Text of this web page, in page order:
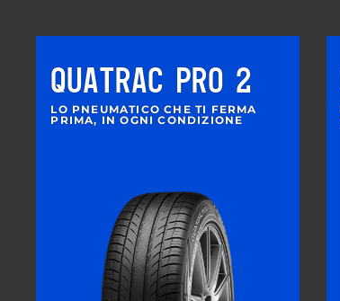
QUATRAC PRO 2
LO PNEUMATICO CHE TI FERMA
PRIMA, IN OGNI CONDIZIONE